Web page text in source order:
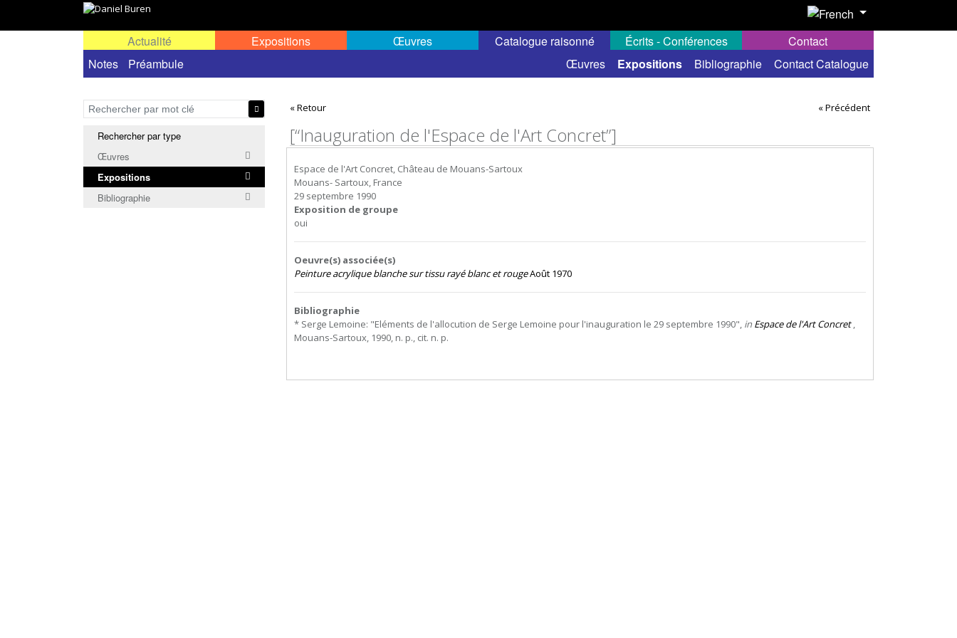
Actualité
Expositions
Toutes les expositions
Œuvres
Catalogue raisonné
Notes
Préambule Œuvres Expositions Bibliographie Contact Catalogue
Écrits - Conférences Contact
Rechercher par type
Œuvres
Expositions
Bibliographie
« Retour « Précédent
[“Inauguration de l'Espace de l'Art Concret”]
Espace de l'Art Concret, Château de Mouans-Sartoux
Mouans- Sartoux, France
29 septembre 1990
Exposition de groupe
oui
Oeuvre(s) associée(s)
Peinture acrylique blanche sur tissu rayé blanc et rougeAoût 1970
Bibliographie
* Serge Lemoine: "Eléments de l'allocution de Serge Lemoine pour l'inauguration le 29 septembre 1990", in Espace de l'Art Concret,
Mouans-Sartoux, 1990, n. p., cit. n. p.